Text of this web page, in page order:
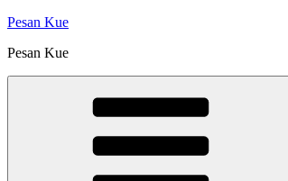
Skip
content
Pesan Kue
Pesan Kue